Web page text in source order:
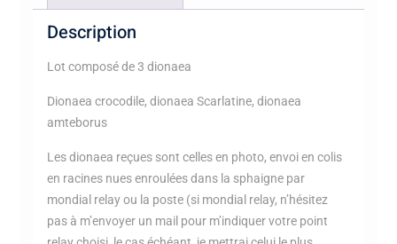
Description
Lot composé de 3 dionaea
Dionaea crocodile, dionaea Scarlatine, dionaea
amteborus
Les dionaea reçues sont celles en photo, envoi en colis
en racines nues enroulées dans la sphaigne par
mondial relay ou la poste (si mondial relay, n’hésitez
pas à m’envoyer un mail pour m’indiquer votre point